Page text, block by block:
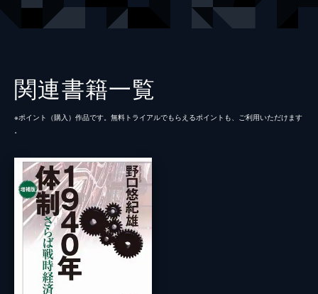
関連書籍一覧
※ポイント（購⼊）作品です。無料トライアルでもらえるポイントも、ご利⽤いただけます
。